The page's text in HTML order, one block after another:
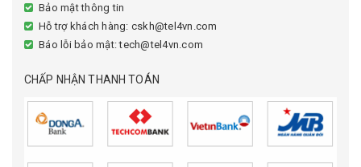
Bảo mật thông tin
Hỗ trợ khách hàng: cskh@tel4vn.com
Báo lỗi bảo mật: tech@tel4vn.com
CHẤP NHẬN THANH TOÁN